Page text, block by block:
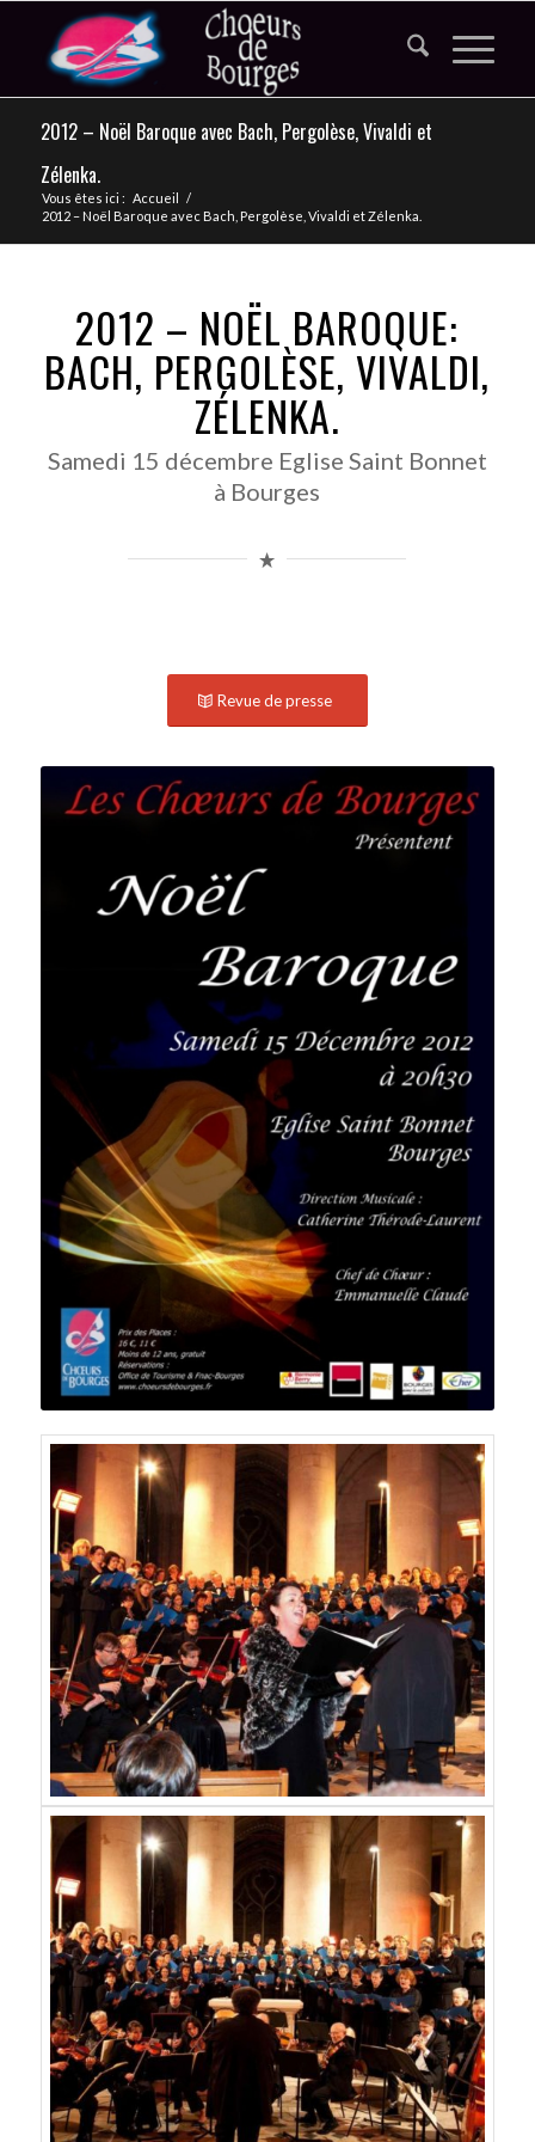
2012 – Noël Baroque avec Bach, Pergolèse, Vivaldi et
Zélenka.
Vous êtes ici : Accueil /
2012 – Noël Baroque avec Bach, Pergolèse, Vivaldi et Zélenka.
2012 – NOËL BAROQUE:
BACH, PERGOLÈSE, VIVALDI,
ZÉLENKA.
Samedi 15 décembre Eglise Saint Bonnet
à Bourges
Revue de presse